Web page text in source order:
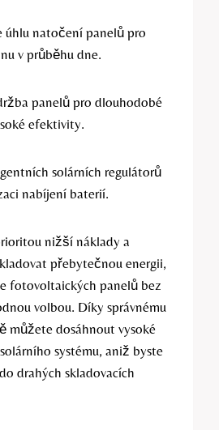
úhlu natočení panelů pro
v průběhu dne.
panelů pro dlouhodobé
efektivity.
solárních regulátorů
nabíjení baterií.
nižší náklady a
přebytečnou energii,
fotovoltaických panelů bez
volbou. Díky správnému
můžete dosáhnout vysoké
systému, aniž byste
drahých skladovacích